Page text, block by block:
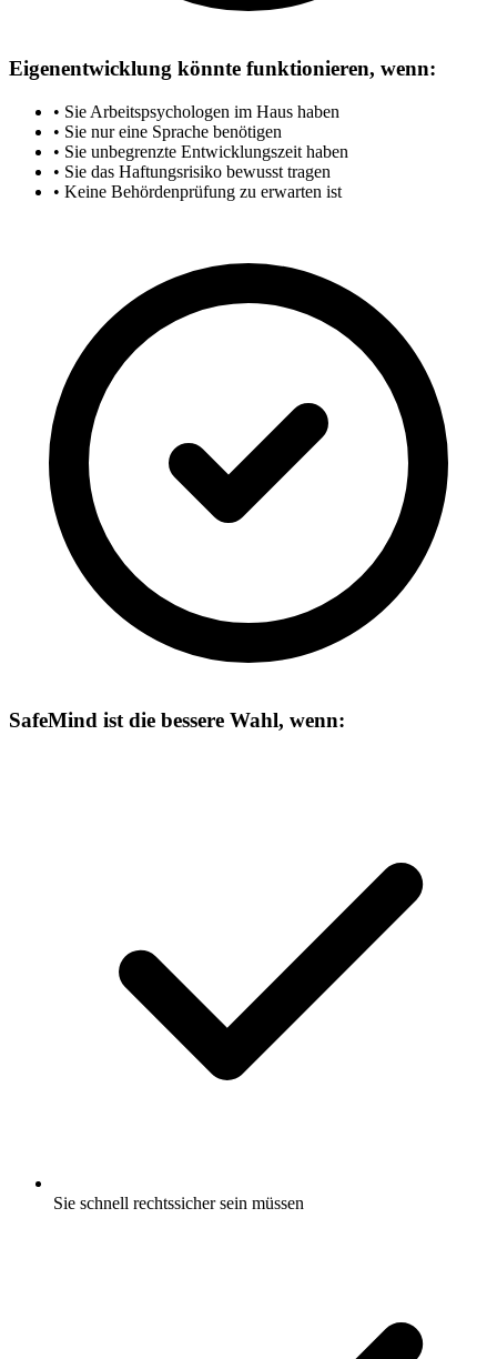
Eigenentwicklung könnte funktionieren, wenn:
• Sie Arbeitspsychologen im Haus haben
• Sie nur eine Sprache benötigen
• Sie unbegrenzte Entwicklungszeit haben
• Sie das Haftungsrisiko bewusst tragen
• Keine Behördenprüfung zu erwarten ist
SafeMind ist die bessere Wahl, wenn:
Sie schnell rechtssicher sein müssen